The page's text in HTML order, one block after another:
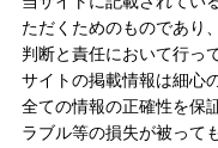
ただくためのものであり
判断と責任において行っ
サイトの掲載情報は細心
全ての情報の正確性を保
ラブル等の損失が被って